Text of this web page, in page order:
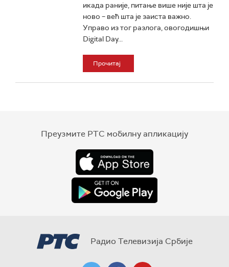
икада раније, питање више није шта је
ново – већ шта је заиста важно.
Управо из тог разлога, овогодишњи
Digital Day...
Прочитај
Преузмите РТС мобилну апликацију
Радио Телевизија Србије